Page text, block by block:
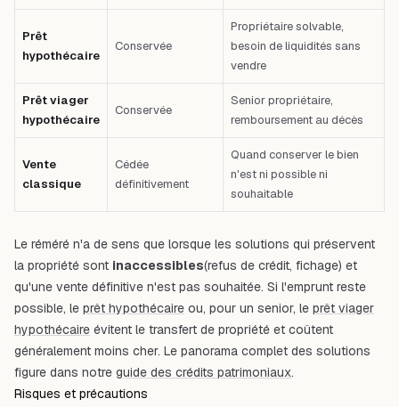
Prêt
hypothécaire
Conservée
Propriétaire solvable,
besoin de liquidités sans
vendre
Prêt viager
hypothécaire
Conservée
Senior propriétaire,
remboursement au décès
Vente
classique
Cédée
définitivement
Quand conserver le bien
n'est ni possible ni
souhaitable
Le réméré n'a de sens que lorsque les solutions qui préservent
la propriété sont inaccessibles(refus de crédit, fichage) et
qu'une vente définitive n'est pas souhaitée. Si l'emprunt reste
possible, le prêt hypothécaire ou, pour un senior, le prêt viager
hypothécaire évitent le transfert de propriété et coûtent
généralement moins cher. Le panorama complet des solutions
figure dans notre guide des crédits patrimoniaux.
Risques et précautions